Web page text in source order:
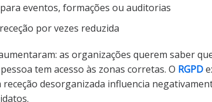
eventos, formações ou auditorias
por vezes reduzida
as organizações querem saber
tem acesso às zonas corretas. O RGPD
receção desorganizada influencia